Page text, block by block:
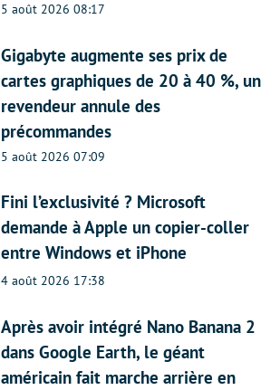
5 août 2026 08:17
Gigabyte augmente ses prix de
cartes graphiques de 20 à 40 %, un
revendeur annule des
précommandes
5 août 2026 07:09
Fini l’exclusivité ? Microsoft
demande à Apple un copier-coller
entre Windows et iPhone
4 août 2026 17:38
Après avoir intégré Nano Banana 2
dans Google Earth, le géant
américain fait marche arrière en